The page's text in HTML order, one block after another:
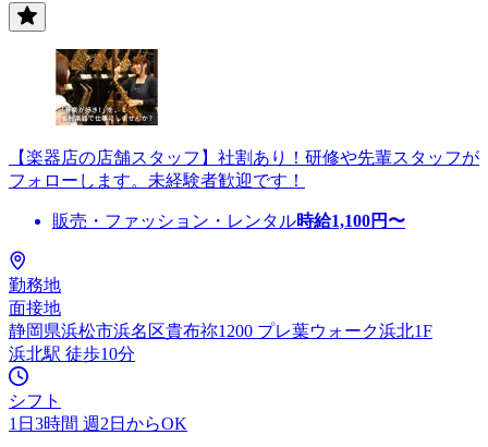
【楽器店の店舗スタッフ】社割あり！研修や先輩スタッフが
フォローします。未経験者歓迎です！
販売・ファッション・レンタル時給1,100円〜
勤務地
面接地
静岡県浜松市浜名区貴布祢1200 プレ葉ウォーク浜北1F
浜北駅 徒歩10分
シフト
1日3時間 週2日からOK